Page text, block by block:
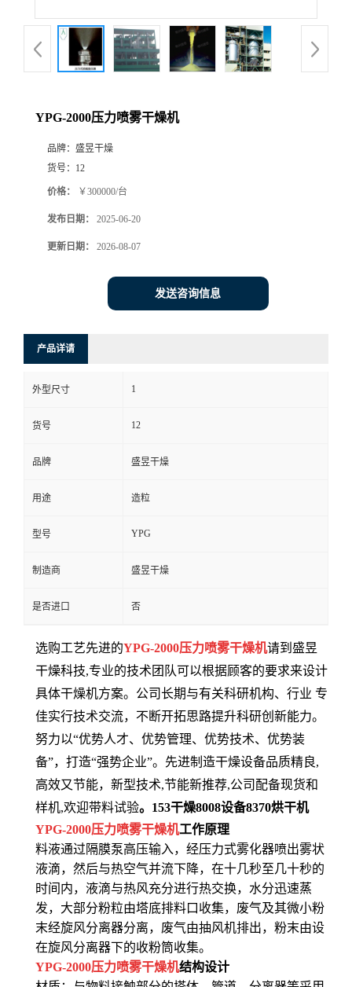
YPG-2000压力喷雾干燥机
品牌： 盛昱干燥
货号： 12
价格： ￥300000/台
发布日期： 2025-06-20
更新日期： 2026-08-07
发送咨询信息
产品详请
外型尺寸 1
货号 12
品牌 盛昱干燥
用途 造粒
型号 YPG
制造商 盛昱干燥
是否进口 否
选购工艺先进的YPG-2000压力喷雾干燥机请到盛昱
干燥科技,专业的技术团队可以根据顾客的要求来设计
具体干燥机方案。公司长期与有关科研机构、行业 专
佳实行技术交流，不断开拓思路提升科研创新能力。
努力以“优势人才、优势管理、优势技术、优势装
备”，打造“强势企业”。先进制造干燥设备品质精良,
高效又节能，新型技术,节能新推荐,公司配备现货和
样机,欢迎带料试验。 153干燥8008设备8370烘干机
YPG-2000压力喷雾干燥机工作原理
料液通过隔膜泵高压输入，经压力式雾化器喷出雾状
液滴，然后与热空气并流下降，在十几秒至几十秒的
时间内，液滴与热风充分进行热交换，水分迅速蒸
发，大部分粉粒由塔底排料口收集，废气及其微小粉
末经旋风分离器分离，废气由抽风机排出，粉末由设
在旋风分离器下的收粉筒收集。
YPG-2000压力喷雾干燥机结构设计